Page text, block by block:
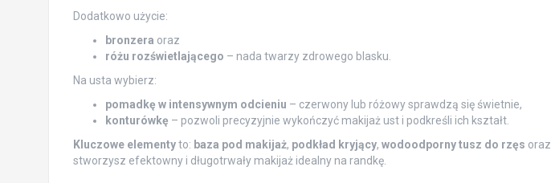
Dodatkowo użycie:
bronzera oraz
różu rozświetlającego – nada twarzy zdrowego blasku.
Na usta wybierz:
pomadkę w intensywnym odcieniu – czerwony lub różowy sprawdzą się świetnie,
konturówkę – pozwoli precyzyjnie wykończyć makijaż ust i podkreśli ich kształt.
Kluczowe elementyto: baza pod makijaż, podkład kryjący, wodoodporny tusz do rzęs oraz
stworzysz efektowny i długotrwały makijaż idealny na randkę.